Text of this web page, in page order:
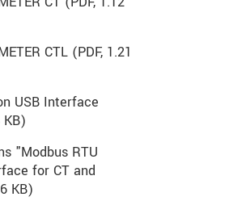
CTL (PDF, 1.21
USB Interface
KB)
"Modbus RTU
for CT and
KB)